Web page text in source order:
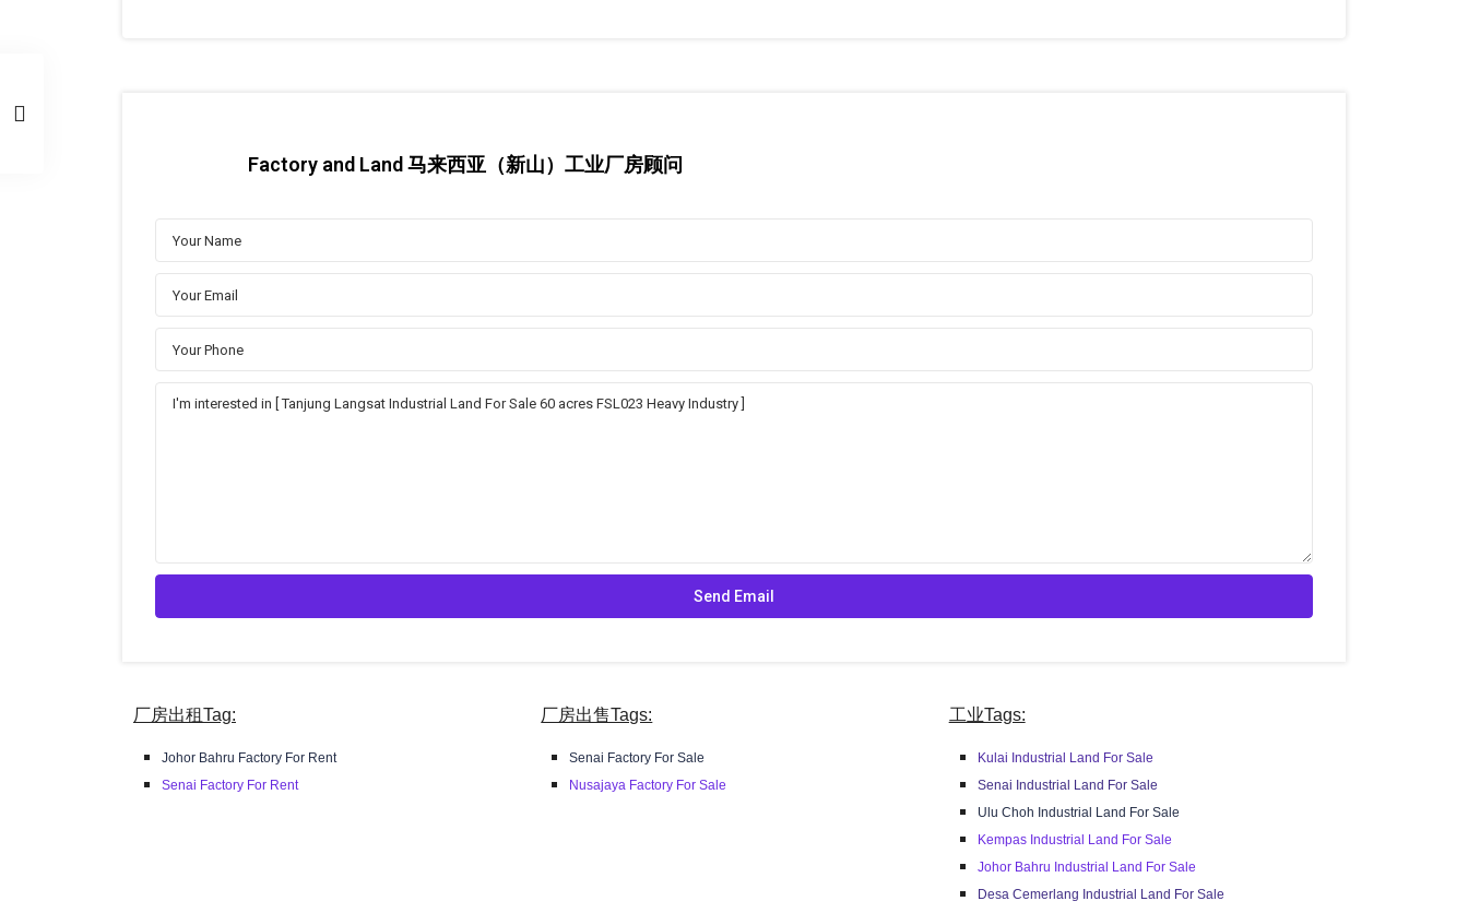
Factory and Land 马来西亚（新山）工业厂房顾问
厂房出租Tag:
Johor Bahru Factory For Rent
Senai Factory For Rent
厂房出售Tags:
Senai Factory For Sale
Nusajaya Factory For Sale
工业Tags:
Kulai Industrial Land For Sale
Senai Industrial Land For Sale
Ulu Choh Industrial Land For Sale
Kempas Industrial Land For Sale
Johor Bahru Industrial Land For Sale
Desa Cemerlang Industrial Land For Sale